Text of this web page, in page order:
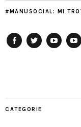
#MANUSOCIAL: MI
CATEGORIE